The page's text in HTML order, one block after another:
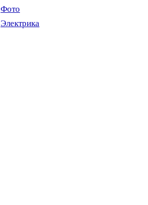
Фото
Электрика